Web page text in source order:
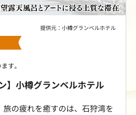
提供元：小樽グランベルホテル
す。
】小樽グランベルホテル
の疲れを癒すのは、石狩湾を